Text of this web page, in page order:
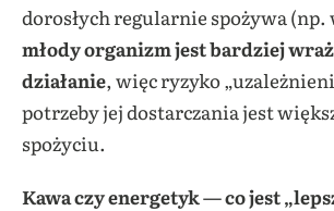
dorosłych regularnie spożywa (np.
młody organizm jest bardziej
działanie, więc ryzyko
potrzeby jej dostarczania jest
spożyciu.
Kawa czy energetyk — co jest